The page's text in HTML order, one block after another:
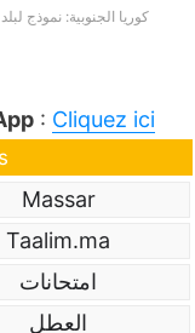
كوريا الجنوبية: نموذج
: Cliquez ici
Massar
Taalim.ma
امتحانات
العطل